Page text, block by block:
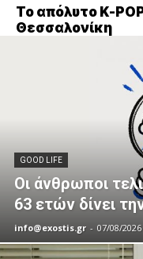
Το απόλυτο K-
Θεσσαλονίκη
GOOD LIFE
Οι άνθρωποι
63 ετών δίνει
info@exostis.gr - 07/08/2026